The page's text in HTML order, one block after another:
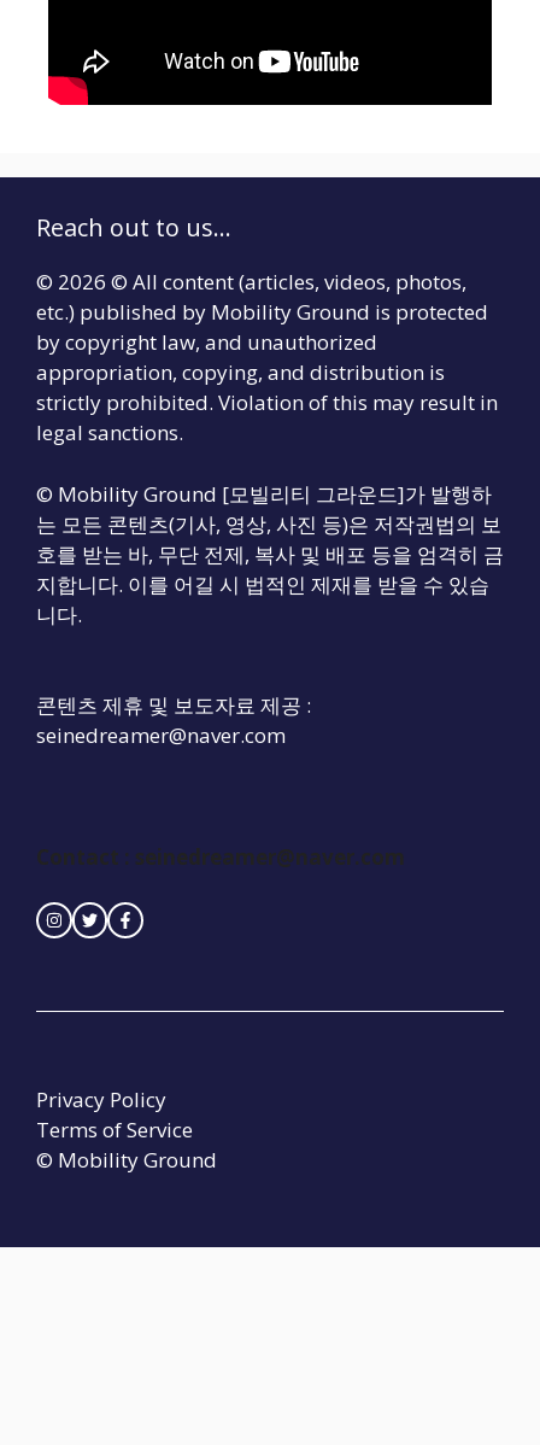
Reach out to us...
© 2026 © All content (articles, videos, photos,
etc.) published by Mobility Ground is protected
by copyright law, and unauthorized
appropriation, copying, and distribution is
strictly prohibited. Violation of this may result in
legal sanctions.
© Mobility Ground [모빌리티 그라운드]가 발행하
는 모든 콘텐츠(기사, 영상, 사진 등)은 저작권법의 보
호를 받는 바, 무단 전제, 복사 및 배포 등을 엄격히 금
지합니다. 이를 어길 시 법적인 제재를 받을 수 있습
니다.
콘텐츠 제휴 및 보도자료 제공 :
seinedreamer@naver.com
Contact : seinedreamer@naver.com
© Mobility Ground
Privacy Policy
Terms of Service